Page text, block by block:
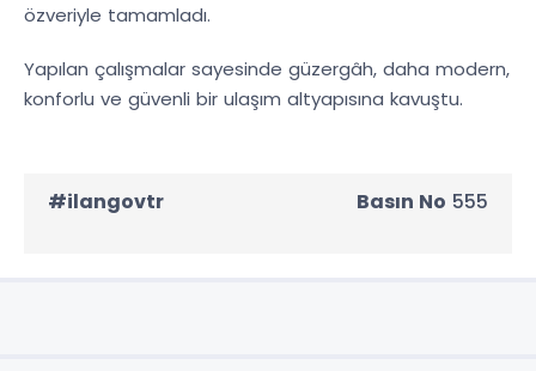
özveriyle tamamladı.
Yapılan çalışmalar sayesinde güzergâh, daha modern,
konforlu ve güvenli bir ulaşım altyapısına kavuştu.
#ilangovtr Basın No 555